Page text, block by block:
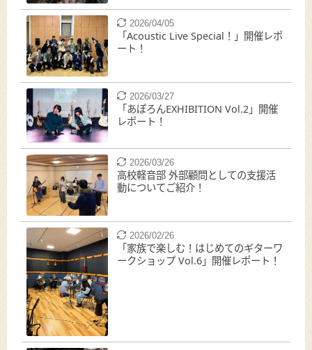
2026/04/05
「Acoustic Live Special！」開催レポ
ート！
2026/03/27
「あぽろんEXHIBITION Vol.2」開催
レポート！
2026/03/26
高校軽音部 外部顧問としての支援活
動についてご紹介！
2026/02/26
「家族で楽しむ！はじめてのギターワ
ークショップ Vol.6」開催レポート！